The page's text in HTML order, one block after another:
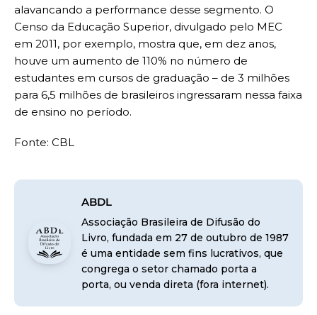
alavancando a performance desse segmento. O
Censo da Educação Superior, divulgado pelo MEC
em 2011, por exemplo, mostra que, em dez anos,
houve um aumento de 110% no número de
estudantes em cursos de graduação – de 3 milhões
para 6,5 milhões de brasileiros ingressaram nessa faixa
de ensino no período.
Fonte: CBL
ABDL
Associação Brasileira de Difusão do
Livro, fundada em 27 de outubro de 1987
é uma entidade sem fins lucrativos, que
congrega o setor chamado porta a
porta, ou venda direta (fora internet).